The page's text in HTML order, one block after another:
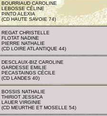
BOURRIAUD CAROLINE
LEBOSSE CÉLINE
PINTO ALEXIA
(CD HAUTE SAVOIE 74)
REGAT CHRISTELLE
FLOTAT NADINE
PIERRE NATHALIE
(CD LOIRE ATLANTIQUE 44)
DESCLAUX-BIZ CAROLINE
GARDESSE EMILIE
PECASTAINGS CÉCILE
(CD LANDES 40)
BOSSIS NATHALIE
THIRIOT JESSICA
LAUER VIRGINIE
(CD MEURTHE ET MOSELLE 54)